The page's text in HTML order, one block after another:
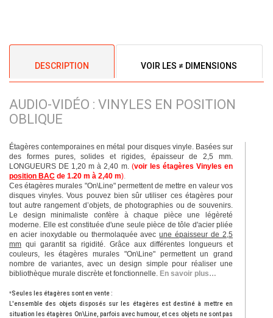
DESCRIPTION VOIR LES ≠ DIMENSIONS
AUDIO-VIDÉO : VINYLES EN POSITION
OBLIQUE
Étagères contemporaines en métal pour disques vinyle. Basées sur
des formes pures, solides et rigides, épaisseur de 2,5 mm.
LONGUEURS DE 1,20 m à 2,40 m. (voir les étagères Vinyles en
position BAC de 1.20 m à 2,40 m)
Ces étagères murales "On\Line" permettent de mettre en valeur vos
disques vinyles. Vous pouvez bien sûr utiliser ces étagères pour
tout autre rangement d’objets, de photographies ou de souvenirs.
Le design minimaliste confère à chaque pièce une légèreté
moderne. Elle est constituée d'une seule pièce de tôle d'acier pliée
en acier inoxydable ou thermolaquée avecune épaisseur de 2,5
mm qui garantit sa rigidité. Grâce aux différentes longueurs et
couleurs, les étagères murales "On\Line" permettent un grand
nombre de variantes, avec un design simple pour réaliser une
bibliothèque murale discrète et fonctionnelle. En savoir plus…
*Seules les étagères sont en vente :
L'ensemble des objets disposés sur les étagères est destiné à mettre en
situation les étagères On\Line, parfois avec humour, et ces objets ne sont pas